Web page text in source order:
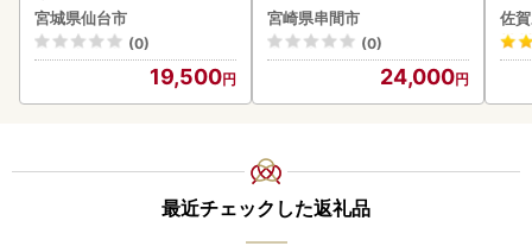
宮城県仙台市
(0)
19,500
ロイン2節（1.0kg前後）_
K001-012-2609
宮崎県串間市
(0)
24,000
2
佐
最近チェックした返礼品